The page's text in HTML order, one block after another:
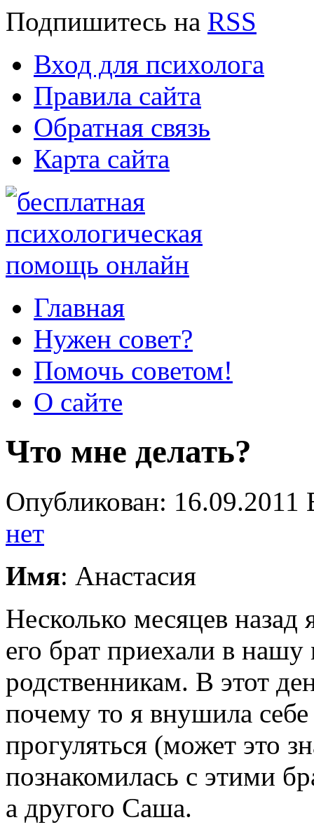
Подпишитесь на RSS
Вход для психолога
Правила сайта
Обратная связь
Карта сайта
Главная
Нужен совет?
Помочь советом!
О сайте
Что мне делать?
Опубликован: 16.09.2011
нет
Имя: Анастасия
Несколько месяцев
его брат приехали в
родственникам. В этот
почему то я внушила себе
прогуляться (может это
познакомилась с этими
а другого Саша.